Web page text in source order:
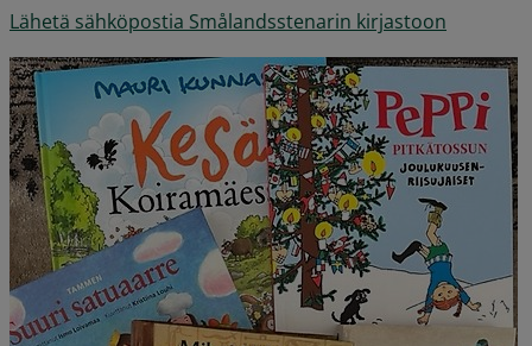
Lähetä sähköpostia Smålandsstenarin kirjastoon